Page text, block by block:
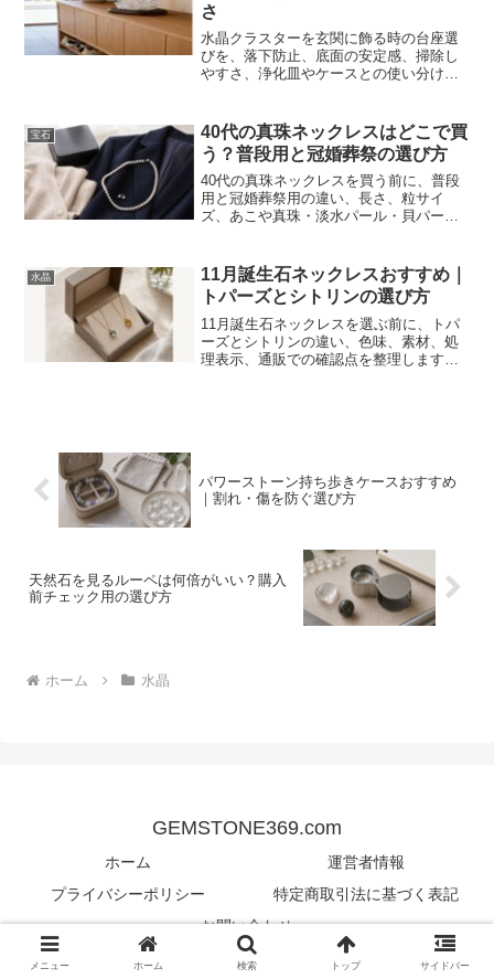
さ
水晶クラスターを玄関に飾る時の台座選
びを、落下防止、底面の安定感、掃除し
やすさ、浄化皿やケースとの使い分け、
宝石
40代の真珠ネックレスはどこで買
う？普段用と冠婚葬祭の選び方
40代の真珠ネックレスを買う前に、普段
用と冠婚葬祭用の違い、長さ、粒サイ
ズ、あこや真珠・淡水パール・貝パール
す。
水晶
11月誕生石ネックレスおすすめ｜
トパーズとシトリンの選び方
11月誕生石ネックレスを選ぶ前に、トパ
ーズとシトリンの違い、色味、素材、処
理表示、通販での確認点を整理します。
パワーストーン持ち歩きケースおすすめ
｜割れ・傷を防ぐ選び方
天然石を見るルーペは何倍がいい？購入
前チェック用の選び方
ホーム 水晶
GEMSTONE369.com
ホーム
運営者情報
プライバシーポリシー
特定商取引法に基づく表記
お問い合わせ
© 2024 GEMSTONE369.com.
メニュー ホーム 検索 トップ サイドバー